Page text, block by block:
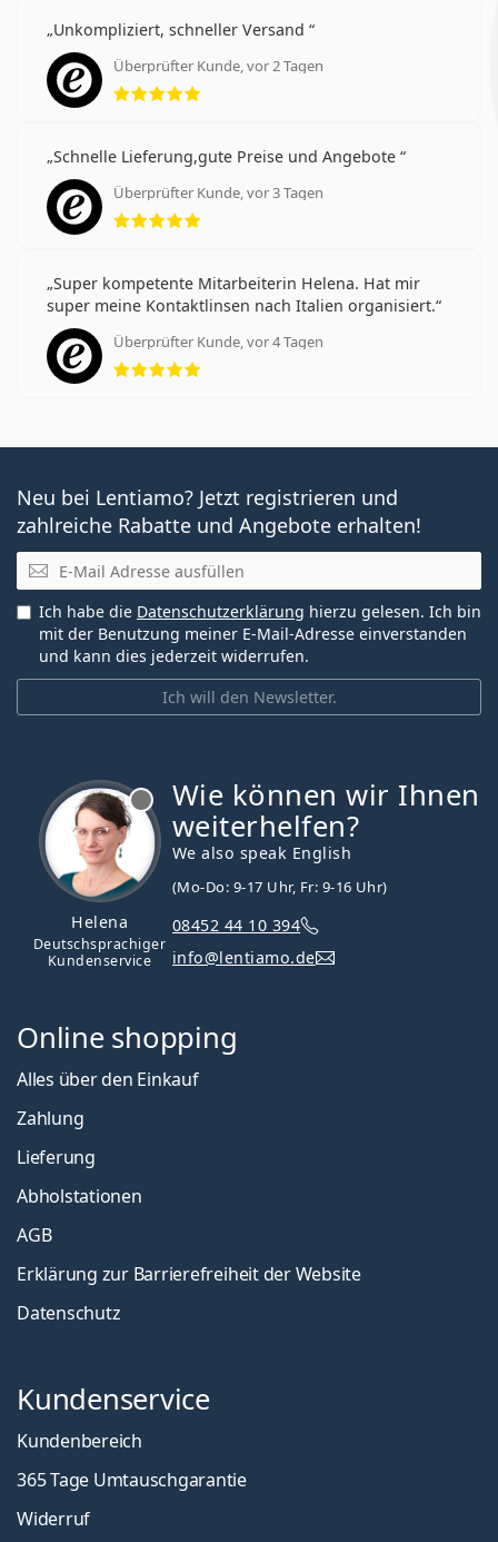
Unkompliziert, schneller Versand
Überprüfter Kunde, vor 2 Tagen
Bewertung 5 aus 5
Schnelle Lieferung,gute Preise und Angebote
Überprüfter Kunde, vor 3 Tagen
Bewertung 5 aus 5
Super kompetente Mitarbeiterin Helena. Hat mir
super meine Kontaktlinsen nach Italien organisiert.
Überprüfter Kunde, vor 4 Tagen
Bewertung 5 aus 5
Neu bei Lentiamo? Jetzt registrieren und
zahlreiche Rabatte und Angebote erhalten!
E-Mail
Ich will den Newsletter.
Ich habe die Datenschutzerklärung hierzu gelesen. Ich bin
mit der Benutzung meiner E-Mail-Adresse einverstanden
und kann dies jederzeit widerrufen.
Helena
Deutschsprachiger
Kundenservice
Wie können wir Ihnen
weiterhelfen?
We also speak English
(Mo-Do: 9-17 Uhr, Fr: 9-16 Uhr)
08452 44 10 394
info@lentiamo.de
Online shopping
Alles über den Einkauf
Zahlung
Lieferung
Abholstationen
AGB
Erklärung zur Barrierefreiheit der Website
Datenschutz
Kundenservice
Kundenbereich
365 Tage Umtauschgarantie
Widerruf